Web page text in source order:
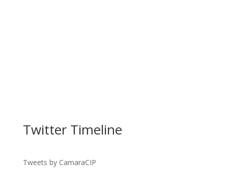
Twitter Timeline
Tweets by CamaraCIP
Twitter